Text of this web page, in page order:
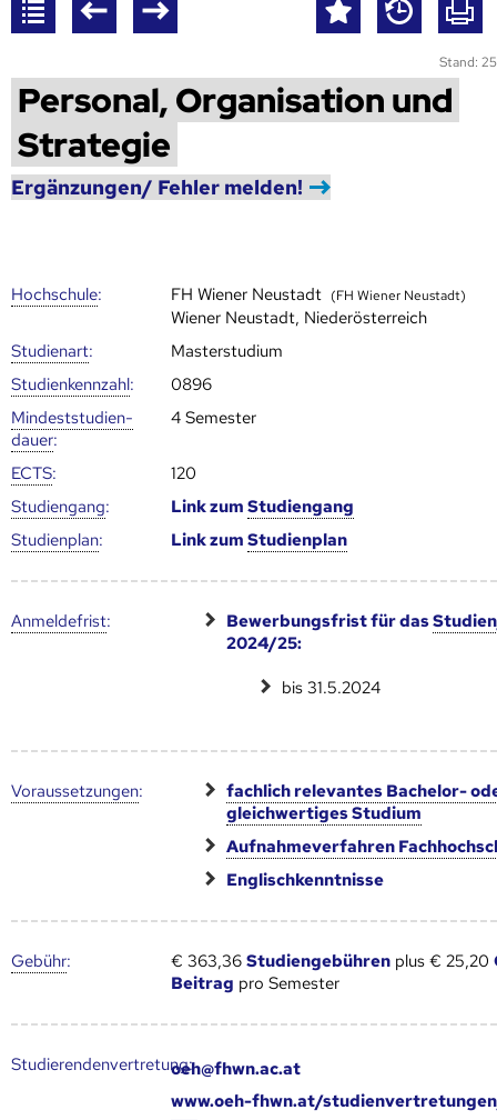
Stand:
Personal, Organisation und
Strategie
Ergänzungen/ Fehler melden!
Hoch­schule: FH Wiener Neustadt (FH Wiener Neustadt)
Wiener Neustadt, Niederösterreich
Studienart:
Masterstudium
Studien­kenn­zahl:
0896
Mindest­studien­
dauer:
4 Semester
ECTS:
120
Studien­gang: Link zumStudien­gang
Studien­plan: Link zumStudien­plan
Anmelde­frist: Bewerbungsfrist für das
2024/25:
bis 31.5.2024
Voraus­setzungen:
fachlich relevantes Bachelor-
gleichwertiges Studium
Aufnahmeverfahren
Englischkenntnisse
Gebühr: € 363,36Studiengebühren plus € 25,20
Beitrag pro Semester
Studierendenvertretung:oeh@fhwn.ac.at
www.oeh-fhwn.at/